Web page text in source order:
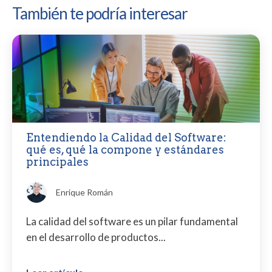
También te podría interesar
Entendiendo la Calidad del Software:
qué es, qué la compone y estándares
principales
Enrique Román
La calidad del software es un pilar fundamental
en el desarrollo de productos...